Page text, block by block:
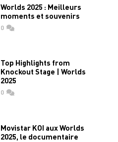
Worlds 2025 : Meilleurs
moments et souvenirs
0commentaires
Top Highlights from
Knockout Stage | Worlds
2025
0commentaires
Movistar KOI aux Worlds
2025, le documentaire